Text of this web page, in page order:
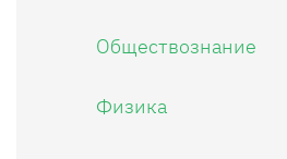
Обществознание
Физика